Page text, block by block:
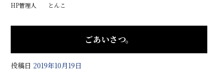
HP管理人 とんこ
ごあいさつ。
投稿日 2019年10月19日